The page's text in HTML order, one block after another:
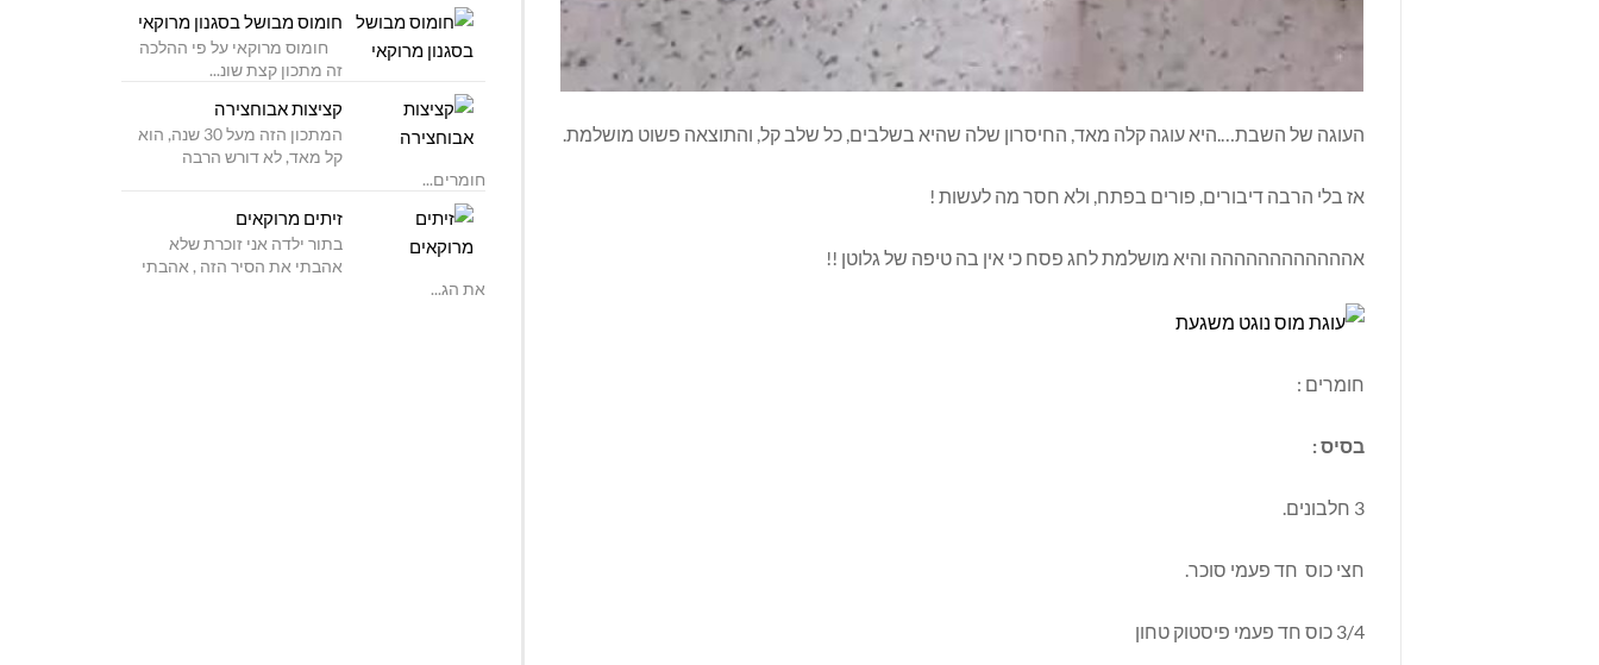
העוגה של השבת….היא עוגה קלה מאד, החיסרון שלה שהיא בשלבים, כל שלב קל, והתוצאה פשוט מושלמת.
אז בלי הרבה דיבורים, פורים בפתח, ולא חסר מה לעשות !
אהההההההההההה והיא מושלמת לחג פסח כי אין בה טיפה של גלוטן !!
חומרים :
בסיס :
3 חלבונים.
חצי כוס חד פעמי סוכר.
3/4 כוס חד פעמי פיסטוק טחון
חומוס מבושל בסגנון מרוקאי
חומוס מרוקאי על פי ההלכה
זה מתכון קצת שונ...
קציצות אבוחצירה
המתכון הזה מעל 30 שנה, הוא
קל מאד, לא דורש הרבה
חומרים...
זיתים מרוקאים
בתור ילדה אני זוכרת שלא
אהבתי את הסיר הזה , אהבתי
את הג...